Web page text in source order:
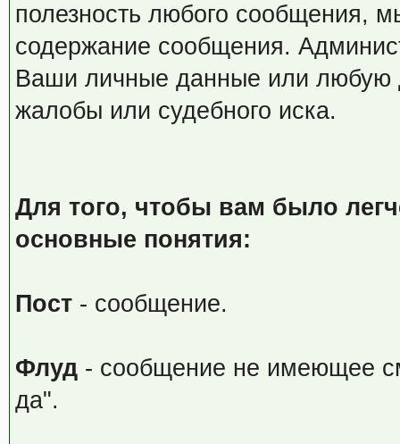
полезность любого сообщения,
содержание сообщения.
Ваши личные данные или любую
жалобы или судебного иска.
Для того, чтобы вам было
основные понятия:
Пост- сообщение.
Флуд- сообщение не имеющее
да".